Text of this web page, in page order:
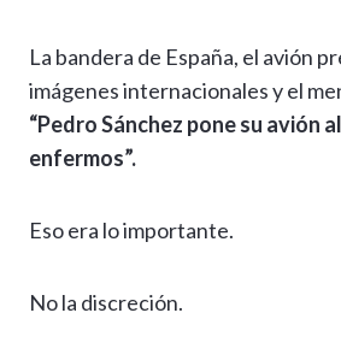
La bandera de España, el avión
imágenes internacionales y el
“Pedro Sánchez pone su avión
enfermos”.
Eso era lo importante.
No la discreción.